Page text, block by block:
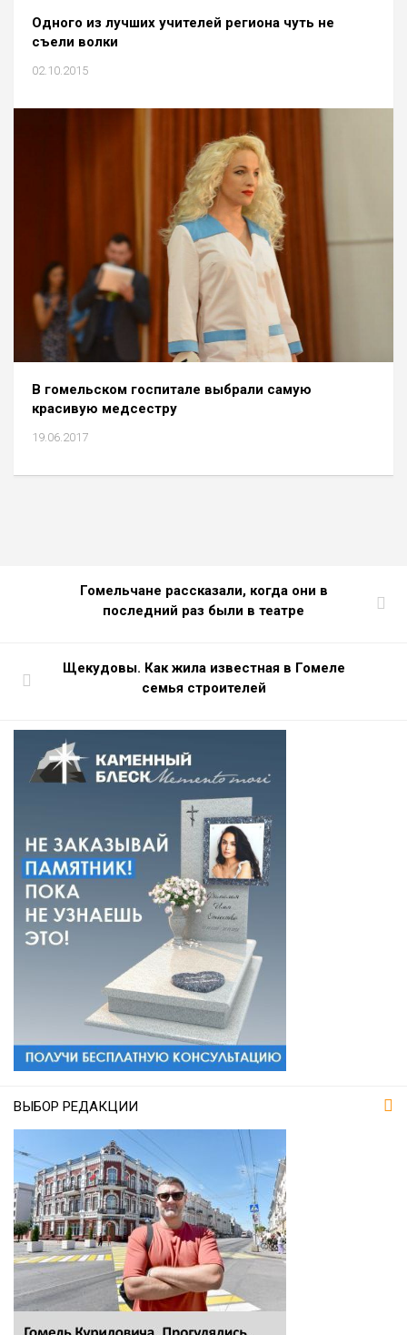
Одного из лучших учителей региона чуть не
съели волки
02.10.2015
В гомельском госпитале выбрали самую
красивую медсестру
19.06.2017
Гомельчане рассказали, когда они в
последний раз были в театре
Щекудовы. Как жила известная в Гомеле
семья строителей
ВЫБОР РЕДАКЦИИ